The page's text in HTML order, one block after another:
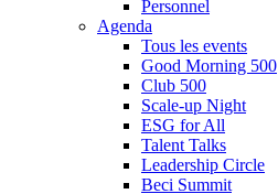
Personnel
Agenda
Tous les events
Good Morning 500
Club 500
Scale-up Night
ESG for All
Talent Talks
Leadership Circle
Beci Summit